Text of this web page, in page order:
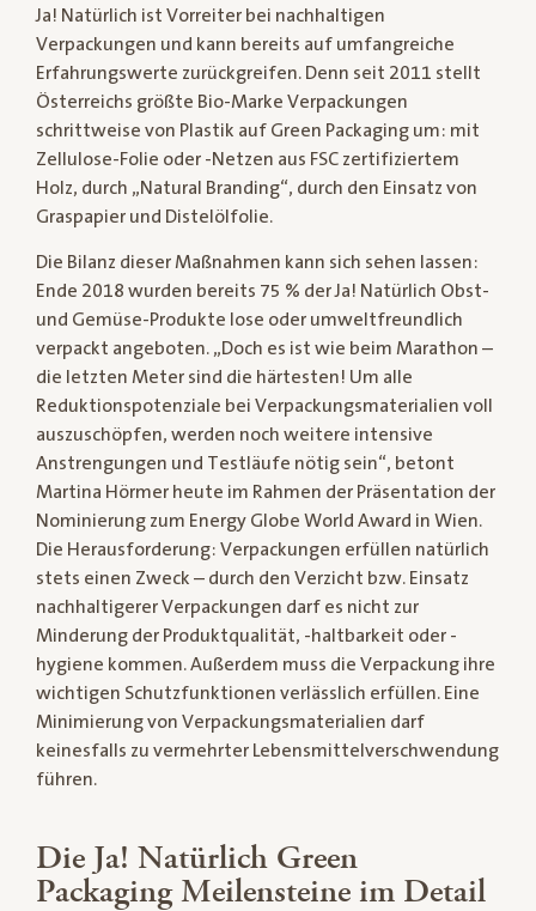
Ja! Natürlich ist Vorreiter bei nachhaltigen
Verpackungen und kann bereits auf umfangreiche
Erfahrungswerte zurückgreifen. Denn seit 2011 stellt
Österreichs größte Bio-Marke Verpackungen
schrittweise von Plastik auf Green Packaging um: mit
Zellulose-Folie oder -Netzen aus FSC zertifiziertem
Holz, durch „Natural Branding“, durch den Einsatz von
Graspapier und Distelölfolie.
Die Bilanz dieser Maßnahmen kann sich sehen lassen:
Ende 2018 wurden bereits 75 % der Ja! Natürlich Obst-
und Gemüse-Produkte lose oder umweltfreundlich
verpackt angeboten. „Doch es ist wie beim Marathon –
die letzten Meter sind die härtesten! Um alle
Reduktionspotenziale bei Verpackungsmaterialien voll
auszuschöpfen, werden noch weitere intensive
Anstrengungen und Testläufe nötig sein“, betont
Martina Hörmer heute im Rahmen der Präsentation der
Nominierung zum Energy Globe World Award in Wien.
Die Herausforderung: Verpackungen erfüllen natürlich
stets einen Zweck – durch den Verzicht bzw. Einsatz
nachhaltigerer Verpackungen darf es nicht zur
Minderung der Produktqualität, -haltbarkeit oder -
hygiene kommen. Außerdem muss die Verpackung ihre
wichtigen Schutzfunktionen verlässlich erfüllen. Eine
Minimierung von Verpackungsmaterialien darf
keinesfalls zu vermehrter Lebensmittelverschwendung
führen.
Die Ja! Natürlich Green
Packaging Meilensteine im Detail